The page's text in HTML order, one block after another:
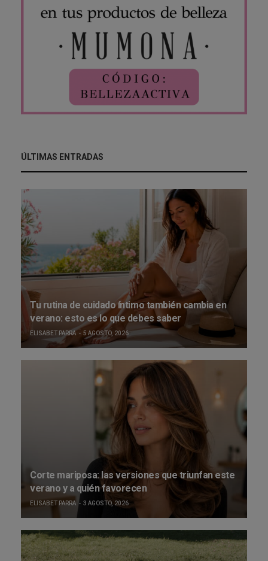
ÚLTIMAS ENTRADAS
Tu rutina de cuidado íntimo también cambia en
verano: esto es lo que debes saber
ELISABET PARRA 5 AGOSTO, 2026
Corte mariposa: las versiones que triunfan este
verano y a quién favorecen
ELISABET PARRA 3 AGOSTO, 2026